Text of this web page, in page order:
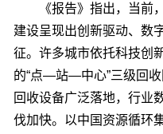
《报告》指出，当前，
建设呈现出创新驱动、数
征。许多城市依托科技创
的“点—站—中心”三级回收
回收设备广泛落地，行业
伐加快。以中国资源循环